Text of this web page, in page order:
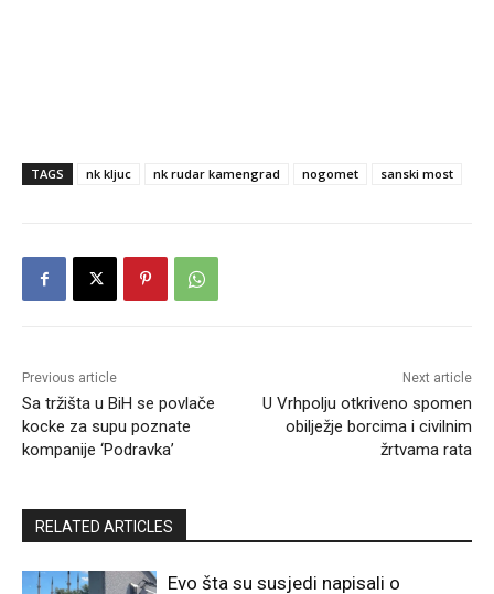
TAGS nk kljuc nk rudar kamengrad nogomet sanski most
Previous article
Sa tržišta u BiH se povlače
kocke za supu poznate
kompanije ‘Podravka’
Next article
U Vrhpolju otkriveno spomen
obilježje borcima i civilnim
žrtvama rata
RELATED ARTICLES
Evo šta su susjedi napisali o